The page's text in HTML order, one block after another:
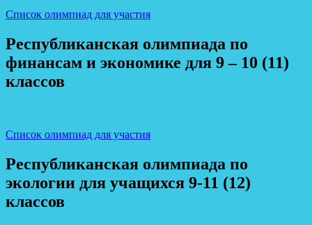
Список олимпиад для участия
Республиканская олимпиада по
финансам и экономике для 9 – 10 (11)
классов
Список олимпиад для участия
Республиканская олимпиада по
экологии для учащихся 9-11 (12)
классов